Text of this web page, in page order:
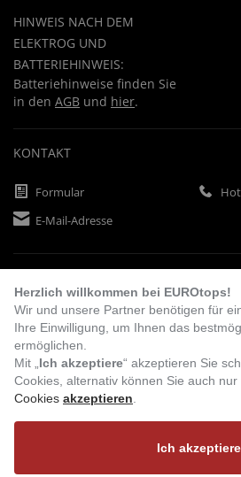
HINWEIS NACH DEM
ELEKTROG UND
BATTERIEHINWEIS:
Batteriehinweise finden Sie
in den AGB und hier.
KONTAKT
Formular
E-Mail-Adresse
Vorkasse Rechnung
BESUCHEN SIE UNS
Herzlich willkommen bei EUROtops!
Wir und unsere Partner benötigen für
Ihre Einwilligung, um Ihnen das
ermöglichen.
Mit „ Ich akzeptiere“ akzeptieren Sie
Cookies, alternativ können Sie auch nur
Cookies akzeptieren
Ich akzeptiere